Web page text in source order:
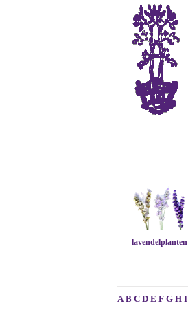
lavendelplanten
A B C D E F G H I